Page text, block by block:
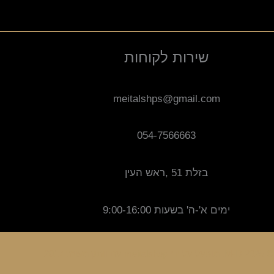
שירות לקוחות
meitalshps@gmail.com
054-7566663
בזלת 51 ,ראש העין
ימים א'-ה' בשעות 9:00-16:00